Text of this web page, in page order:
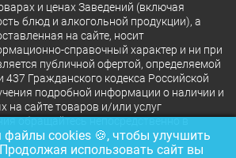
и ценах Заведений (включая
блюд и алкогольной продукции), а
на сайте, носит
справочный характер и ни при
публичной офертой, определяемой
Гражданского кодекса Российской
подробной информации о наличии и
на сайте товаров и/или услуг
обращайтесь непосредственно в
cookies 🍪, чтобы улучшить
использовать сайт вы